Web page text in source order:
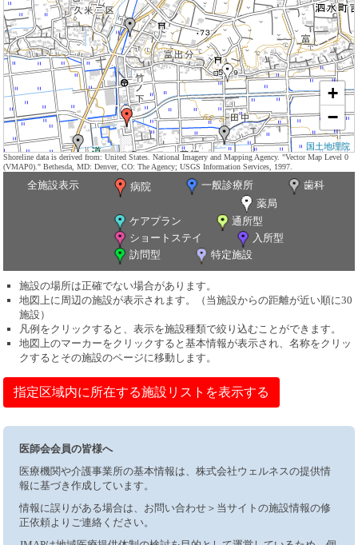
+
−
国土地理院
Shoreline data is derived from: United States. National Imagery and Mapping Agency. "Vector Map Level 0
(VMAP0)." Bethesda, MD: Denver, CO: The Agency; USGS Information Services, 1997.
全施設表示 病院 一般診療所
歯科
薬局
ケアプラン
通所型
ショートステイ
入所型
訪問型
特定施設
施設の場所は正確でない場合があります。
地図上に周辺の施設が表示されます。（当施設からの距離が近い順に30
施設）
凡例をクリックすると、表示を施設種類で絞り込むことができます。
地図上のマーカーをクリックすると基本情報が表示され、名称をクリッ
クするとその施設のページに移動します。
指定区域内に所在する施設リストを表示する
医師会会員の皆様へ
医療機関や介護事業所の基本情報は、株式会社ウェルネスの提供情
報に基づき作成しています。
情報に誤りがある場合は、お問い合わせ＞当サイトの施設情報の修
正依頼よりご連絡ください。